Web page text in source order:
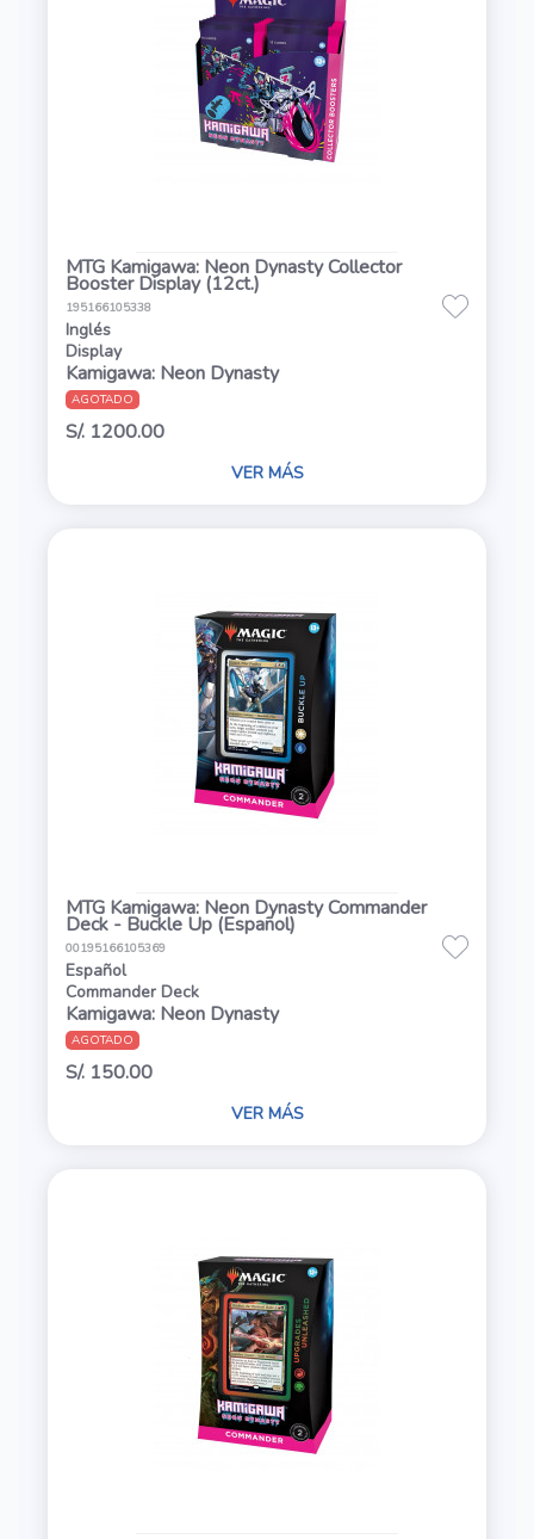
MTG Kamigawa: Neon Dynasty Collector
Booster Display (12ct.)
195166105338
Inglés
Display
Kamigawa: Neon Dynasty
AGOTADO
S/. 1200.00
VER MÁS
MTG Kamigawa: Neon Dynasty Commander
Deck - Buckle Up (Español)
00195166105369
Español
Commander Deck
Kamigawa: Neon Dynasty
AGOTADO
S/. 150.00
VER MÁS